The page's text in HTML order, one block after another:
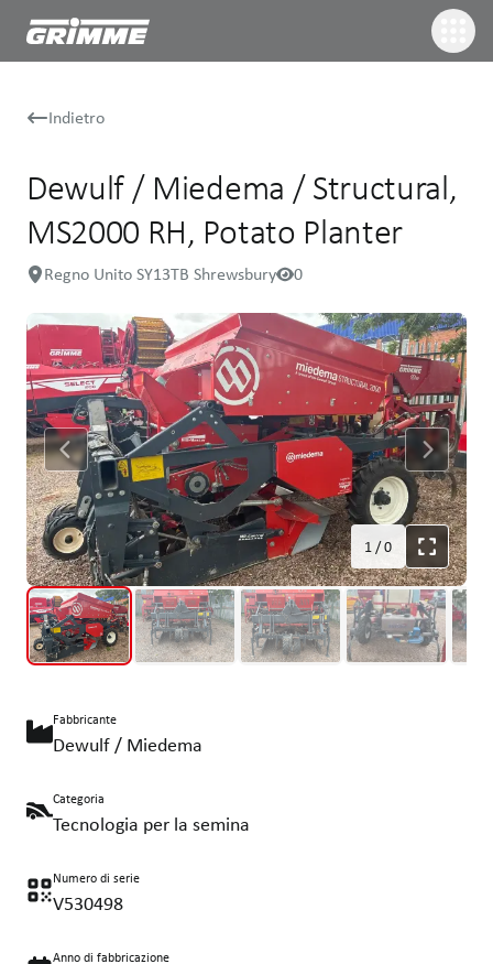
Indietro
Dewulf / Miedema / Structural,
MS2000 RH, Potato Planter
Regno Unito SY13TB Shrewsbury 0
1/0
Fabbricante
Dewulf / Miedema
Categoria
Tecnologia per la semina
Numero di serie
V530498
Anno di fabbricazione